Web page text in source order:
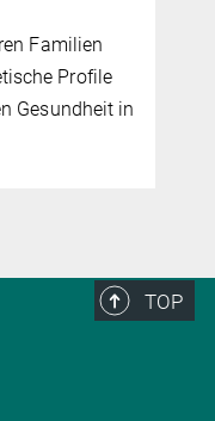
Familien
Profile
Gesundheit in
TOP